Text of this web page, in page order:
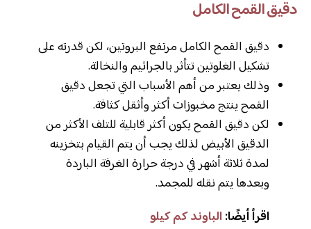
دقيق القمح الكامل
دقيق القمح الكامل مرتفع البروتين، لكن قدرته على
تشكيل الغلوتين تتأثر بالجراثيم والنخالة.
وذلك يعتبر من أهم الأسباب التي تجعل دقيق
القمح ينتج مخبوزات أكثر وأثقل كثافة.
لكن دقيق القمح يكون أكثر قابلية للتلف الأكثر من
الدقيق الأبيض لذلك يجب أن يتم القيام بتخزينه
لمدة ثلاثة أشهر في درجة حرارة الغرفة الباردة
وبعدها يتم نقله للمجمد.
اقرأ أيضًا: الباوند كم كيلو